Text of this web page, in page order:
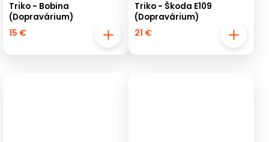
Triko - Bobina
(Dopravárium)
15 €
Triko - Škoda E109
(Dopravárium)
21 €